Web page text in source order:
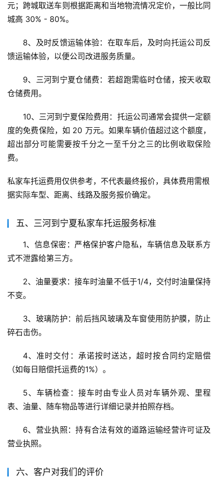
元；跨城取送车则根据距离和当地物流情况定价，一般比同
城高 30% - 80%。
8、及时反馈运输体验：在取车后，及时向托运公司反
馈运输体验，以便公司改进服务质量。
9、三河到宁夏仓储费：若超跑需临时仓储，按天收取
仓储费用。
10、三河到宁夏保险费用：托运公司通常会提供一定额
度的免费保险，如 20 万元。如果车辆价值超过这个额度，
超出部分可能需要按千分之一至千分之三的比例收取保险
费。
私家车托运费用仅供参考，不代表最终报价，具体费用需根
据实际车型、距离、线路及服务报价确定。
五、三河到宁夏私家车托运服务标准
1、信息保密：严格保护客户隐私，车辆信息及联系方
式不泄露给第三方。
2、油量要求：接车时油量不低于1/4，交付时油量保持
不变。
3、玻璃防护：前后挡风玻璃及车窗使用防护膜，防止
碎石击伤。
4、准时交付：承诺按时送达，超时按合同约定赔偿
（如每日赔偿托运费的1%）。
5、车辆检查：接车时由专业人员对车辆外观、里程
表、油量、随车物品等进行详细记录并拍照存档。
6、营业执照：持有合法有效的道路运输经营许可证及
营业执照。
六、客户对我们的评价